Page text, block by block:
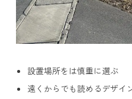
設置場所をは慎重に選ぶ
遠くからでも読めるデザイ